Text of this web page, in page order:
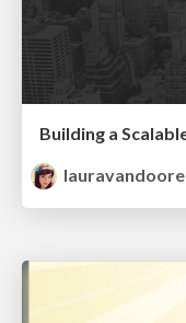
Building a
lauravandoore